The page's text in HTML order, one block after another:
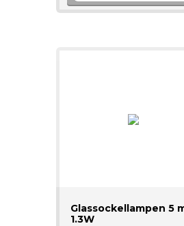
Glassockellampen 5
1.3W